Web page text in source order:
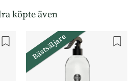
köpte även
Bästsäljare